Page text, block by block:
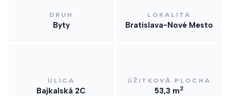
DRUH
Byty
LOKALITA
Bratislava-Nové Mesto
ULICA
Bajkalská 2C
ÚŽITKOVÁ PLOCHA
53,3 m2